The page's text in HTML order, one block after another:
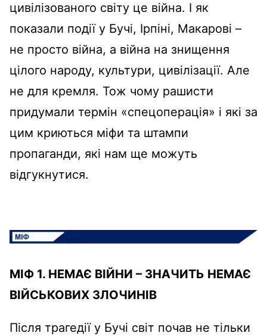
цивілізованого світу це війна. І як
показали події у Бучі, Ірпіні, Макарові –
не просто війна, а війна на знищення
цілого народу, культури, цивілізації. Але
не для кремля. Тож чому рашисти
придумали термін «спецоперація» і які за
цим криються міфи та штампи
пропаганди, які нам ще можуть
відгукнутися.
МІФ 1. НЕМАЄ ВІЙНИ – ЗНАЧИТЬ НЕМАЄ
ВІЙСЬКОВИХ ЗЛОЧИНІВ
Після трагедії у Бучі світ почав не тільки